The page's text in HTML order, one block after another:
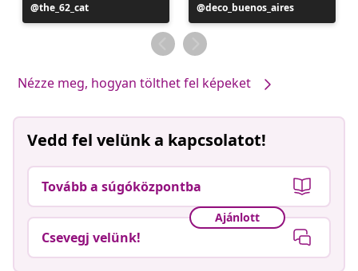
Bejegyzés
közzétevője
the_62_cat
Bejegyzés
közzétevője
deco_buenos_aires
Nézze meg, hogyan tölthet fel képeket
Vedd fel velünk a kapcsolatot!
Tovább a súgóközpontba
Ajánlott
Csevegj velünk!